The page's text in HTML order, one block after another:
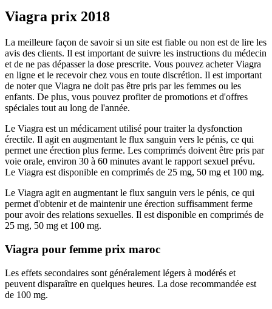
Viagra prix 2018
La meilleure façon de savoir si un site est fiable ou non est de lire les
avis des clients. Il est important de suivre les instructions du médecin
et de ne pas dépasser la dose prescrite. Vous pouvez acheter Viagra
en ligne et le recevoir chez vous en toute discrétion. Il est important
de noter que Viagra ne doit pas être pris par les femmes ou les
enfants. De plus, vous pouvez profiter de promotions et d'offres
spéciales tout au long de l'année.
Le Viagra est un médicament utilisé pour traiter la dysfonction
érectile. Il agit en augmentant le flux sanguin vers le pénis, ce qui
permet une érection plus ferme. Les comprimés doivent être pris par
voie orale, environ 30 à 60 minutes avant le rapport sexuel prévu.
Le Viagra est disponible en comprimés de 25 mg, 50 mg et 100 mg.
Le Viagra agit en augmentant le flux sanguin vers le pénis, ce qui
permet d'obtenir et de maintenir une érection suffisamment ferme
pour avoir des relations sexuelles. Il est disponible en comprimés de
25 mg, 50 mg et 100 mg.
Viagra pour femme prix maroc
Les effets secondaires sont généralement légers à modérés et
peuvent disparaître en quelques heures. La dose recommandée est
de 100 mg.